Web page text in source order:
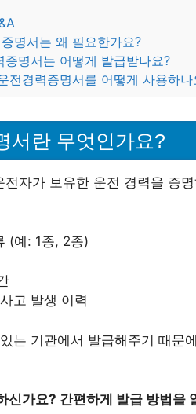
명서는 왜 필요한가요?
증명서는 어떻게 발급받나요?
전경력증명서를 어떻게 사용하나
서란 무엇인가요?
전자가 보유한 운전 경력을 증
(예: 1종, 2종)
고 발생 이력
는 기관에서 발급해주기 때문
신가요? 간편하게 발급 방법을